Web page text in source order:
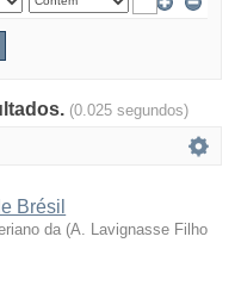
(0.025 segundos)
Brésil
da (A. Lavignasse Filho